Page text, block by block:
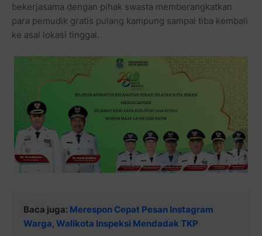
bekerjasama dengan pihak swasta memberangkatkan
para pemudik gratis pulang kampung sampai tiba kembali
ke asal lokasi tinggal.
Baca juga: Merespon Cepat Pesan Instagram
Warga, Walikota Inspeksi Mendadak TKP